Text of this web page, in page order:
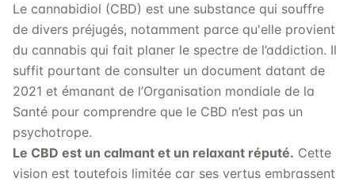
Le cannabidiol (CBD) est une substance qui souffre
de divers préjugés, notamment parce qu'elle provient
du cannabis qui fait planer le spectre de l’addiction. Il
suffit pourtant de consulter un document datant de
2021 et émanant de l’Organisation mondiale de la
Santé pour comprendre que le CBD n’est pas un
psychotrope.
Le CBD est un calmant et un relaxant réputé. Cette
vision est toutefois limitée car ses vertus embrassent